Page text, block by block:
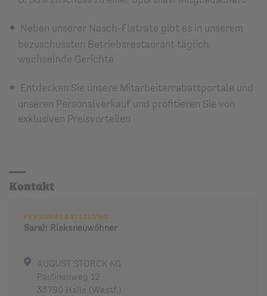
Neben unserer Nasch-Flatrate gibt es in unserem
bezuschussten Betriebsrestaurant täglich
wechselnde Gerichte
Entdecken Sie unsere Mitarbeiterrabattportale und
unseren Personalverkauf und profitieren Sie von
exklusiven Preisvorteilen
Kontakt
PERSONALABTEILUNG
Sarah Rieksneuwöhner
AUGUST STORCK KG
Paulinenweg 12
33790 Halle (Westf.)